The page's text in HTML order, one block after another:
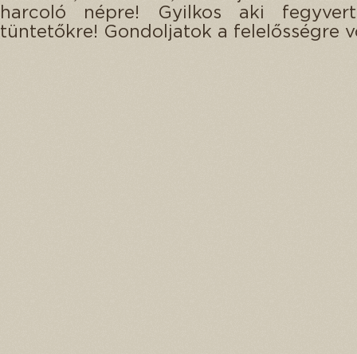
harcoló népre! Gyilkos aki
tüntetőkre! Gondoljatok a felelősségre